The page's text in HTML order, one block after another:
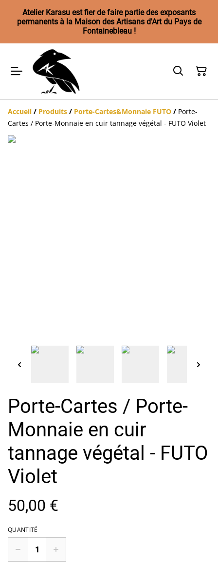
Atelier Karasu est fier de faire partie des exposants
permanents à la Maison des Artisans d'Art du Pays de
Fontainebleau !
Accueil / Produits / Porte-Cartes&Monnaie FUTO / Porte-
Cartes / Porte-Monnaie en cuir tannage végétal - FUTO Violet
Porte-Cartes / Porte-
Monnaie en cuir
tannage végétal - FUTO
Violet
50,00 €
QUANTITÉ